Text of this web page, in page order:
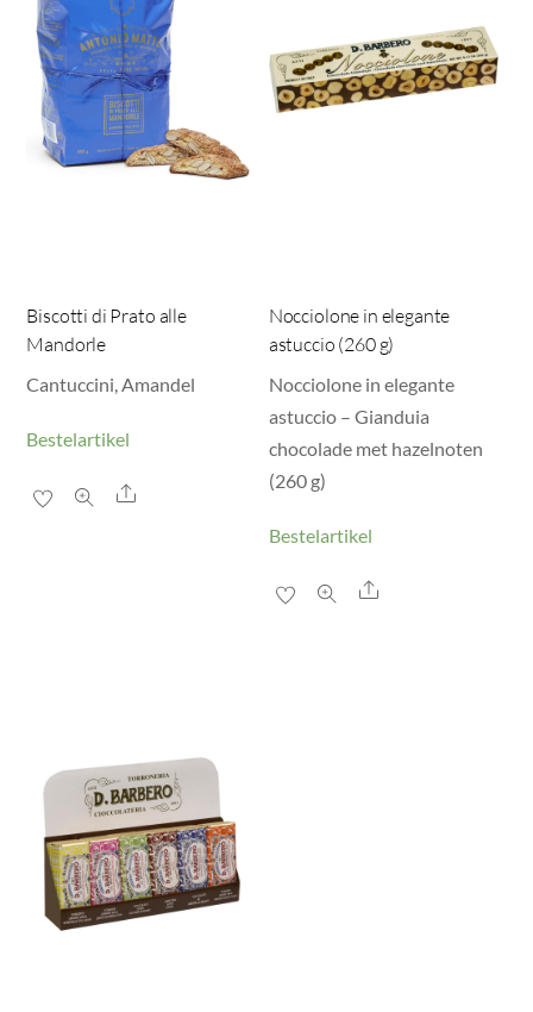
Biscotti di Prato alle
Mandorle
Cantuccini, Amandel
Bestelartikel
Share
Nocciolone in elegante
astuccio (260 g)
Nocciolone in elegante
astuccio – Gianduia
chocolade met hazelnoten
(260 g)
Bestelartikel
Share